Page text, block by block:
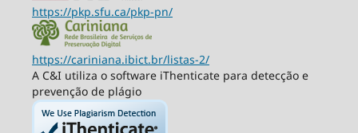
https://pkp.sfu.ca/pkp-pn/
https://cariniana.ibict.br/listas-2/
A C&I utiliza o software iThenticate para detecção e
prevenção de plágio